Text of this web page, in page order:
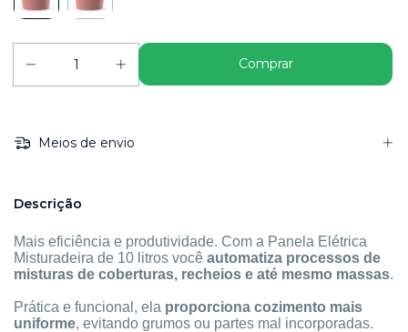
Meios de envio
Descrição
Mais eficiência e produtividade. Com a Panela Elétrica
Misturadeira de 10 litros você automatiza processos de
misturas de coberturas, recheios e até mesmo massas.
Prática e funcional, ela proporciona cozimento mais
uniforme, evitando grumos ou partes mal incorporadas.